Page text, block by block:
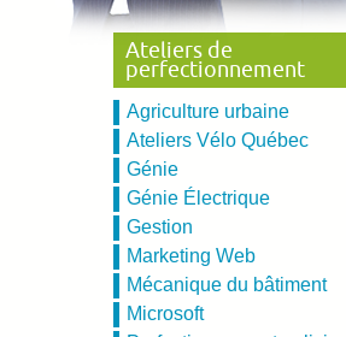
Ateliers de
perfectionnement
Agriculture urbaine
Ateliers Vélo Québec
Génie
Génie Électrique
Gestion
Marketing Web
Mécanique du bâtiment
Microsoft